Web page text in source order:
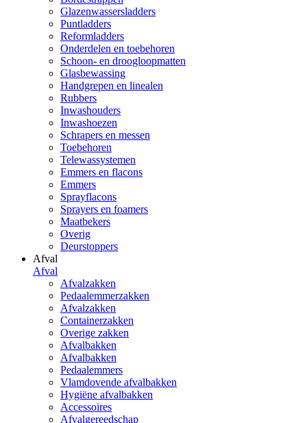
Glazenwassersladders
Puntladders
Reformladders
Onderdelen en toebehoren
Schoon- en droogloopmatten
Glasbewassing
Handgrepen en linealen
Rubbers
Inwashouders
Inwashoezen
Schrapers en messen
Toebehoren
Telewassystemen
Emmers en flacons
Emmers
Sprayflacons
Sprayers en foamers
Maatbekers
Overig
Deurstoppers
Afval
Afval
Afvalzakken
Pedaalemmerzakken
Afvalzakken
Containerzakken
Overige zakken
Afvalbakken
Afvalbakken
Pedaalemmers
Vlamdovende afvalbakken
Hygiëne afvalbakken
Accessoires
Afvalgereedschap